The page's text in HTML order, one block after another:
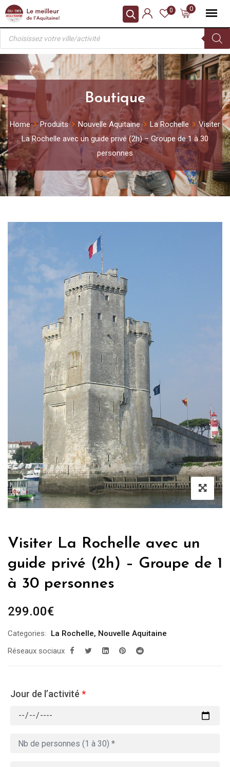
Skip
content
0
0
Recherche
produits
Boutique
Home Produits Nouvelle Aquitaine La Rochelle
Visiter
La Rochelle avec un guide privé (2h) – Groupe de 1 à 30
personnes
Visiter La Rochelle avec un
guide privé (2h) – Groupe de 1
à 30 personnes
299.00€
Categories: La Rochelle, Nouvelle Aquitaine
Réseaux sociaux
Jour de l’activité *